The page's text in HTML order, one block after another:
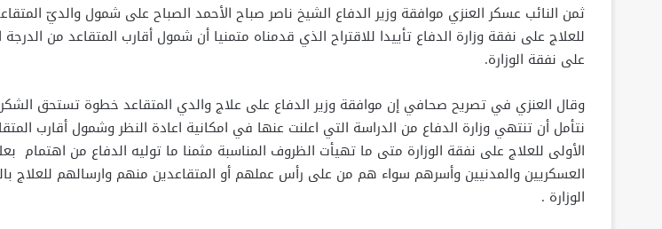
ثمن النائب عسكر العنزي موافقة وزير الدفاع الشيخ ناصر صباح الأحمد الصباح على شمول والديّ
للعلاج على نفقة وزارة الدفاع تأييدا للاقتراح الذي قدمناه متمنيا أن شمول أقارب المتقاعد من الدرجة
على نفقة الوزارة.
وقال العنزي في تصريح صحافي إن موافقة وزير الدفاع على علاج والدي المتقاعد خطوة تستحق الشكر
نتأمل أن تنتهي وزارة الدفاع من الدراسة التي اعلنت عنها في امكانية اعادة النظر وشمول أقارب
الأولى للعلاج على نفقة الوزارة متى ما تهيأت الظروف المناسبة مثمنا ما توليه الدفاع من اهتمام
العسكريين والمدنيين وأسرهم سواء هم من على رأس عملهم أو المتقاعدين منهم وارسالهم للعلاج
الوزارة .